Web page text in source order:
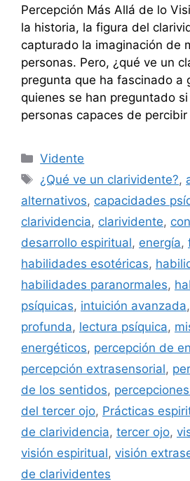
Percepción Más Allá de lo
la historia, la figura del
capturado la imaginación de
personas. Pero, ¿qué ve un
pregunta que ha fascinado a
quienes se han preguntado
personas capaces de
Categorías
Vidente
Etiquetas
¿Qué ve un clarividente?,
alternativos, capacidades
clarividencia, clarividente,
desarrollo espiritual, energía,
habilidades esotéricas,
habilidades paranormales,
psíquicas, intuición avanzada,
profunda, lectura psíquica,
energéticos, percepción de
percepción extrasensorial,
de los sentidos,
del tercer ojo, Prácticas
de clarividencia, tercer ojo,
visión espiritual, visión
de clarividentes